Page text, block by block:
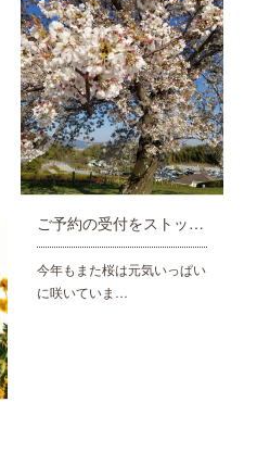
ご予約の受付をストップ中です。
今年もまた桜は元気いっぱい
に咲いていま…